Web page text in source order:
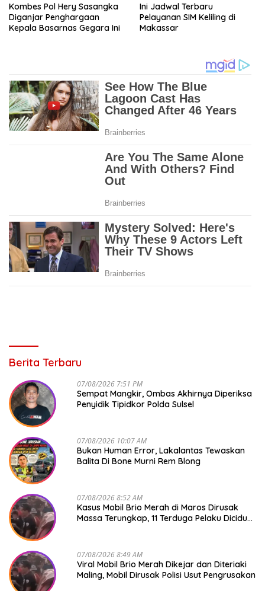
Kombes Pol Hery Sasangka
Diganjar Penghargaan
Kepala Basarnas Gegara Ini
Ini Jadwal Terbaru
Pelayanan SIM Keliling di
Makassar
Berita Terbaru
07/08/2026 7:51 PM
Sempat Mangkir, Ombas Akhirnya Diperiksa
Penyidik Tipidkor Polda Sulsel
07/08/2026 10:07 AM
Bukan Human Error, Lakalantas Tewaskan
Balita Di Bone Murni Rem Blong
07/08/2026 8:52 AM
Kasus Mobil Brio Merah di Maros Dirusak
Massa Terungkap, 11 Terduga Pelaku Diciduk
07/08/2026 8:49 AM
Viral Mobil Brio Merah Dikejar dan Diteriaki
Maling, Mobil Dirusak Polisi Usut Pengrusakan